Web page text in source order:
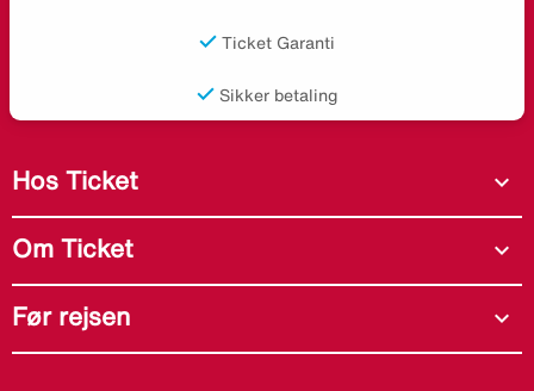
Ticket Garanti
Sikker betaling
Hos Ticket expand_more
Om Ticket expand_more
Før rejsen expand_more